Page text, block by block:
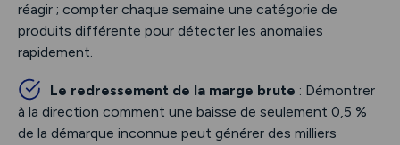
réagir ; compter chaque semaine une catégorie de
produits différente pour détecter les anomalies
rapidement.
Le redressement de la marge brute : Démontrer
à la direction comment une baisse de seulement 0,5 %
de la démarque inconnue peut générer des milliers